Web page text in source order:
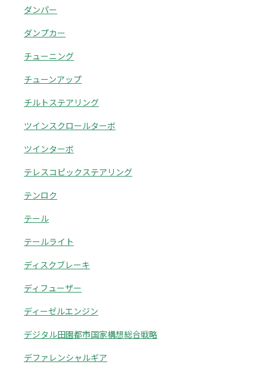
ダンパー
ダンプカー
チューニング
チューンアップ
チルトステアリング
ツインスクロールターボ
ツインターボ
テレスコピックステアリング
テンロク
テール
テールライト
ディスクブレーキ
ディフューザー
ディーゼルエンジン
デジタル田園都市国家構想総合戦略
デファレンシャルギア